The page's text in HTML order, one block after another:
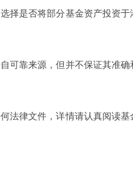
择是否将部分基金资产投资
可靠来源，但并不保证其准
法律文件，详情请认真阅读